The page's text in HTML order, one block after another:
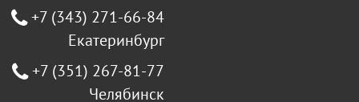
+7 (343) 271-66-84
Екатеринбург
+7 (351) 267-81-77
Челябинск